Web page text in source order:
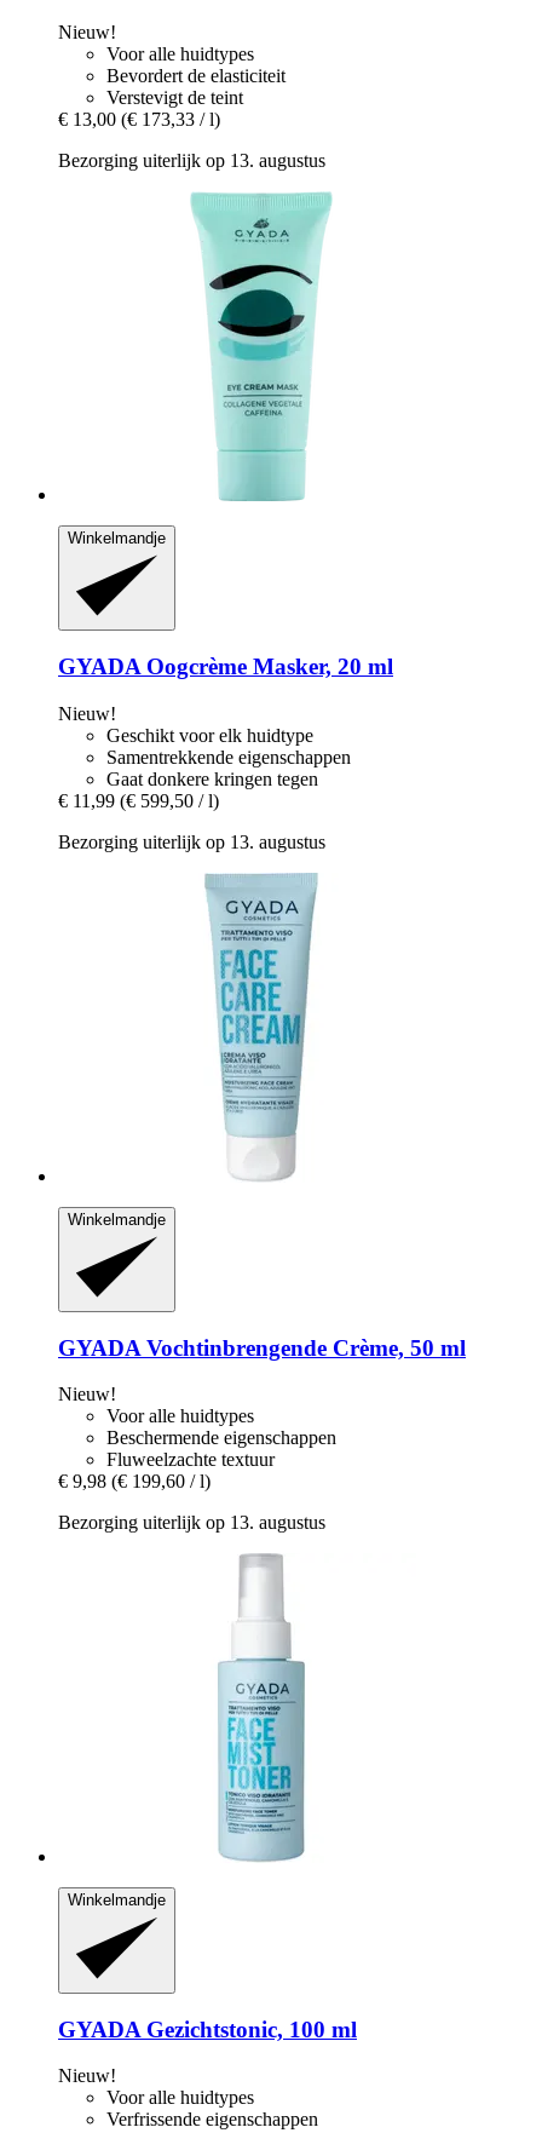
Nieuw!
Voor alle huidtypes
Bevordert de elasticiteit
Verstevigt de teint
€ 13,00 (€ 173,33 / l)
Bezorging uiterlijk op 13. augustus
Winkelmandje
GYADA Oogcrème Masker, 20 ml
Nieuw!
Geschikt voor elk huidtype
Samentrekkende eigenschappen
Gaat donkere kringen tegen
€ 11,99 (€ 599,50 / l)
Bezorging uiterlijk op 13. augustus
Winkelmandje
GYADA Vochtinbrengende Crème, 50 ml
Nieuw!
Voor alle huidtypes
Beschermende eigenschappen
Fluweelzachte textuur
€ 9,98 (€ 199,60 / l)
Bezorging uiterlijk op 13. augustus
Winkelmandje
GYADA Gezichtstonic, 100 ml
Nieuw!
Voor alle huidtypes
Verfrissende eigenschappen